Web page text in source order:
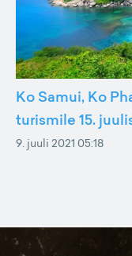
Ko Samui, Ko
turismile 15.
9. juuli 2021 05:18